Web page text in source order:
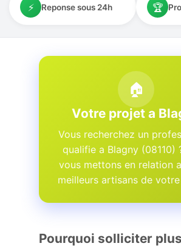
⚡ Reponse sous 24h 🏆
🏠
Votre projet a
Vous recherchez un
qualifie a Blagny (08110)
vous mettons en relation
meilleurs artisans de
Pourquoi solliciter